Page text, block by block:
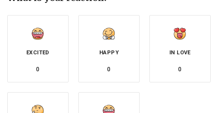
EXCITED
0
HAPPY
0
IN LOVE
0